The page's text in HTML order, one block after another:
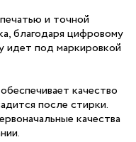
и точной
благодаря цифровому
идет под маркировкой
качество
после стирки.
качества